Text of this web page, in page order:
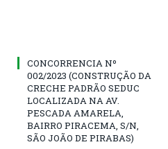
CONCORRENCIA Nº
002/2023 (CONSTRUÇÃO DA
CRECHE PADRÃO SEDUC
LOCALIZADA NA AV.
PESCADA AMARELA,
BAIRRO PIRACEMA, S/N,
SÃO JOÃO DE PIRABAS)